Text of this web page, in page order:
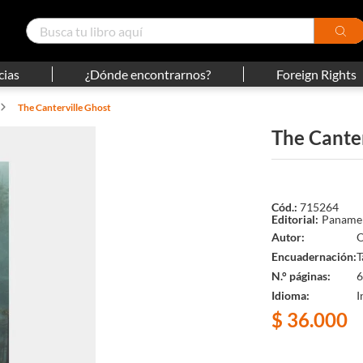
¿Dónde encontrarnos? Foreign Rights
The Canterville Ghost
The
715264
Autor
Encuadernación
N.° páginas
Idioma
$ 36.000